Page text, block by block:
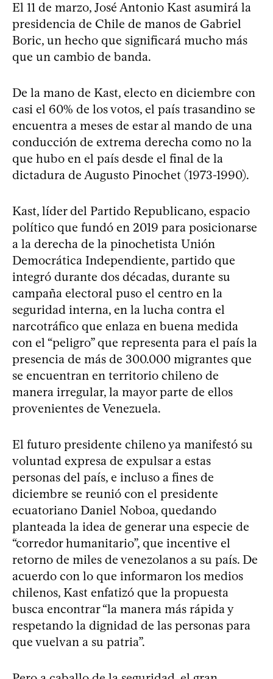
El 11 de marzo, José Antonio Kast asumirá la
presidencia de Chile de manos de Gabriel
Boric, un hecho que significará mucho más
que un cambio de banda.
De la mano de Kast, electo en diciembre con
casi el 60% de los votos, el país trasandino se
encuentra a meses de estar al mando de una
conducción de extrema derecha como no la
que hubo en el país desde el final de la
dictadura de Augusto Pinochet (1973-1990).
Kast, líder del Partido Republicano, espacio
político que fundó en 2019 para posicionarse
a la derecha de la pinochetista Unión
Democrática Independiente, partido que
integró durante dos décadas, durante su
campaña electoral puso el centro en la
seguridad interna, en la lucha contra el
narcotráfico que enlaza en buena medida
con el “peligro” que representa para el país la
presencia de más de 300.000 migrantes que
se encuentran en territorio chileno de
manera irregular, la mayor parte de ellos
provenientes de Venezuela.
El futuro presidente chileno ya manifestó su
voluntad expresa de expulsar a estas
personas del país, e incluso a fines de
diciembre se reunió con el presidente
ecuatoriano Daniel Noboa, quedando
planteada la idea de generar una especie de
“corredor humanitario”, que incentive el
retorno de miles de venezolanos a su país. De
acuerdo con lo que informaron los medios
chilenos, Kast enfatizó que la propuesta
busca encontrar “la manera más rápida y
respetando la dignidad de las personas para
que vuelvan a su patria”.